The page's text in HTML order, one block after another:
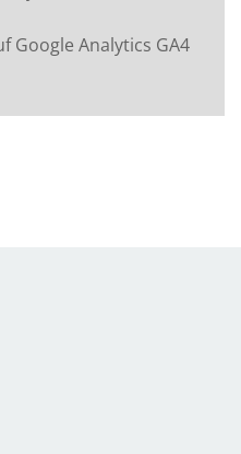
Google Analytics GA4